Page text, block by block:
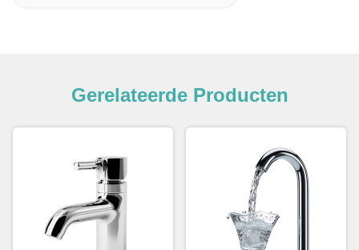
Gerelateerde Producten